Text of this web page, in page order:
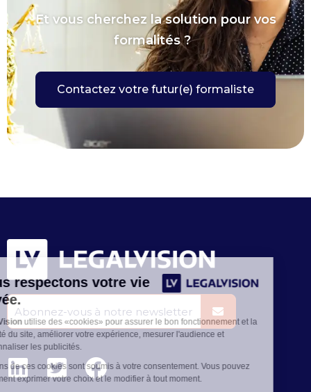
Nous respectons votre vie
privée.
LegalVisionutilise des «cookies» pour assurer le bon fonctionnement et la
sécurité du site, améliorer votre expérience, mesurer l'audience et
personnaliser les publicités.
Certains de ces cookies sont soumis à votre consentement. Vous pouvez
facilement exprimer votre choix et le modifier à tout moment.
Et vous cherchez la solution pour vos
formalités ?
Contactez votre futur(e) formaliste